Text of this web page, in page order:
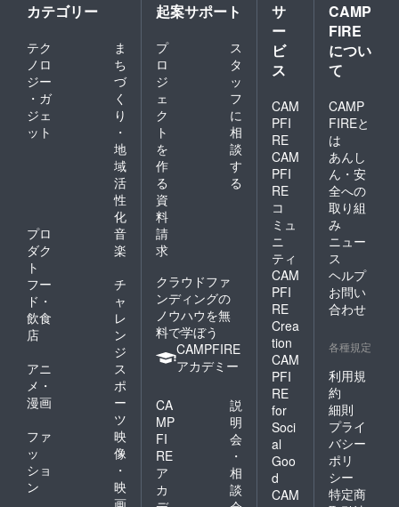
カテゴリー
テク
ノロ
ジー
・ガ
ジェ
ット
ま
ち
づ
く
り
・
地
域
活
性
化
プロ
ダク
ト
音
楽
フー
ド・
飲食
店
チ
ャ
レ
ン
ジ
アニ
メ・
漫画
ス
ポ
ー
ツ
ファ
ッ
ショ
ン
映
像
・
映
起案サポート
プ
ロ
ジ
ェ
ク
ト
を
作
る
ス
タ
ッ
フ
に
相
談
す
る
資
料
請
求
クラウドファ
ンディングの
ノウハウを無
料で学ぼう
CAMPFIRE
アカデミー
CA
MP
FI
RE
ア
カ
説
明
会
・
相
談
サ
ー
ビ
ス
CAM
PFI
RE
CAM
PFI
RE
コ
ミュ
ニ
ティ
CAM
PFI
RE
Crea
tion
CAM
PFI
RE
for
Soci
al
Goo
d
CAM
CAMP
FIRE
につい
て
CAMP
FIREと
は
あんし
ん・安
全への
取り組
み
ニュー
ス
ヘルプ
お問い
合わせ
各種規定
利用規
約
細則
プライ
バシー
ポリ
シー
特定商